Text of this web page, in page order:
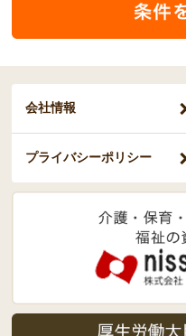
会社情報
プライバシーポリシー